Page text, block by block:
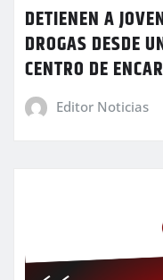
DETIENEN A
DROGAS DESDE
CENTRO DE
Editor Noticias